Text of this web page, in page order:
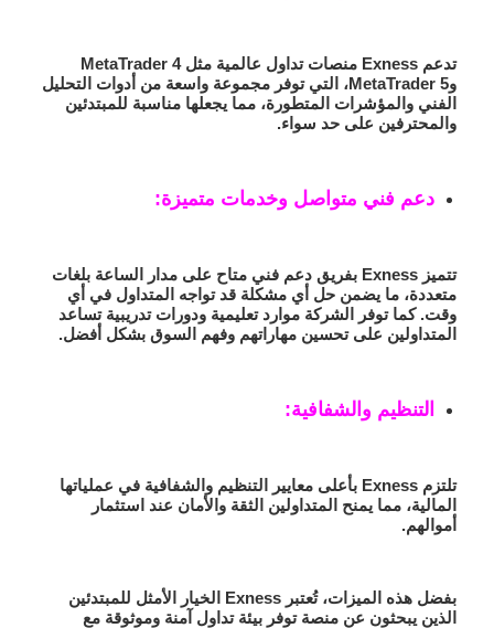
تدعم Exness منصات تداول عالمية مثل MetaTrader 4
وMetaTrader 5، التي توفر مجموعة واسعة من أدوات التحليل
الفني والمؤشرات المتطورة، مما يجعلها مناسبة للمبتدئين
والمحترفين على حد سواء.
دعم فني متواصل وخدمات متميزة:
تتميز Exness بفريق دعم فني متاح على مدار الساعة بلغات
متعددة، ما يضمن حل أي مشكلة قد تواجه المتداول في أي
وقت. كما توفر الشركة موارد تعليمية ودورات تدريبية تساعد
المتداولين على تحسين مهاراتهم وفهم السوق بشكل أفضل.
التنظيم والشفافية:
تلتزم Exness بأعلى معايير التنظيم والشفافية في عملياتها
المالية، مما يمنح المتداولين الثقة والأمان عند استثمار
أموالهم.
بفضل هذه الميزات، تُعتبر Exness الخيار الأمثل للمبتدئين
الذين يبحثون عن منصة توفر بيئة تداول آمنة وموثوقة مع